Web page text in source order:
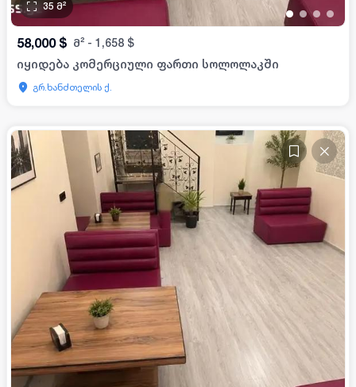
• •• •
35 მ²
58,000 $ მ² - 1,658 $
იყიდება კომერციული ფართი სოლოლაკში
გრ.ხანძთელის ქ.